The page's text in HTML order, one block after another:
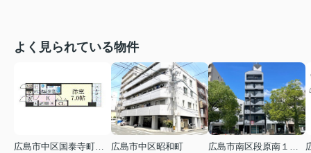
よく見られている物件
広島市中区昭和町